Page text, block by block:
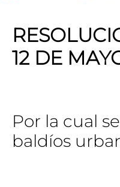
12 DE
Por la cual
baldíos